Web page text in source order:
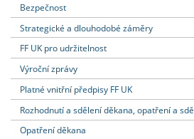
Bezpečnost
Strategické a dlouhodobé záměry
FF UK pro udržitelnost
Výroční zprávy
Platné vnitřní předpisy FF UK
Rozhodnutí a sdělení děkana, opatření a
Opatření děkana